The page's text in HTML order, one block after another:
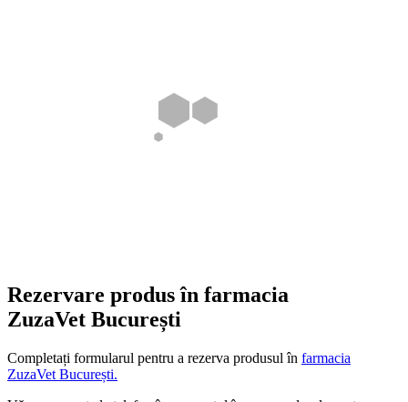
Rezervare produs în farmacia
ZuzaVet București
Completați formularul pentru a rezerva produsul în farmacia
ZuzaVet București.